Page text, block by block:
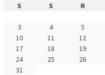
S
S R
3
4 5
10
11 12
17
18 19
24
25 26
31